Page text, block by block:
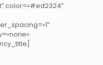
color=»#ed2324″